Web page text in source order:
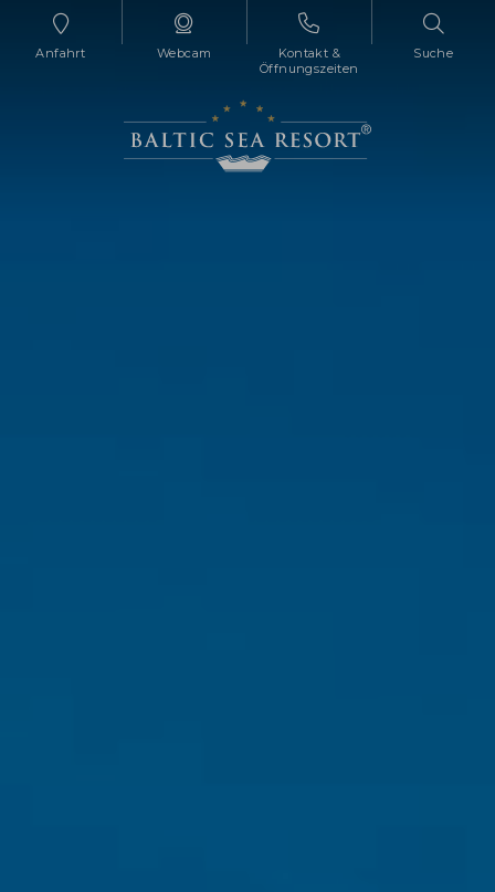
Anfahrt Webcam
Kontakt &
Öffnungszeiten
Suche